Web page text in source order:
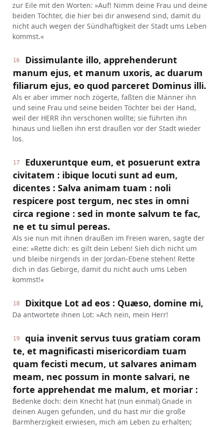
zur Eile mit den Worten: »Auf! Nimm deine Frau und deine
beiden Töchter, die hier bei dir anwesend sind, damit du
nicht auch wegen der Sündhaftigkeit der Stadt ums Leben
kommst.«
16
Dissimulante illo, apprehenderunt
manum ejus, et manum uxoris, ac duarum
filiarum ejus, eo quod parceret Dominus illi.
Als er aber immer noch zögerte, faßten die Männer ihn
und seine Frau und seine beiden Töchter bei der Hand,
weil der HERR ihn verschonen wollte; sie führten ihn
hinaus und ließen ihn erst draußen vor der Stadt wieder
los.
17
Eduxeruntque eum, et posuerunt extra
civitatem : ibique locuti sunt ad eum,
dicentes : Salva animam tuam : noli
respicere post tergum, nec stes in omni
circa regione : sed in monte salvum te fac,
ne et tu simul pereas.
Als sie nun mit ihnen draußen im Freien waren, sagte der
eine: »Rette dich: es gilt dein Leben! Sieh dich nicht um
und bleibe nirgends in der Jordan-Ebene stehen! Rette
dich in das Gebirge, damit du nicht auch ums Leben
kommst!«
18 Dixitque Lot ad eos : Quæso, domine mi,
Da antwortete ihnen Lot: »Ach nein, mein Herr!
19
quia invenit servus tuus gratiam coram
te, et magnificasti misericordiam tuam
quam fecisti mecum, ut salvares animam
meam, nec possum in monte salvari, ne
forte apprehendat me malum, et moriar :
Bedenke doch: dein Knecht hat (nun einmal) Gnade in
deinen Augen gefunden, und du hast mir die große
Barmherzigkeit erwiesen, mich am Leben zu erhalten;